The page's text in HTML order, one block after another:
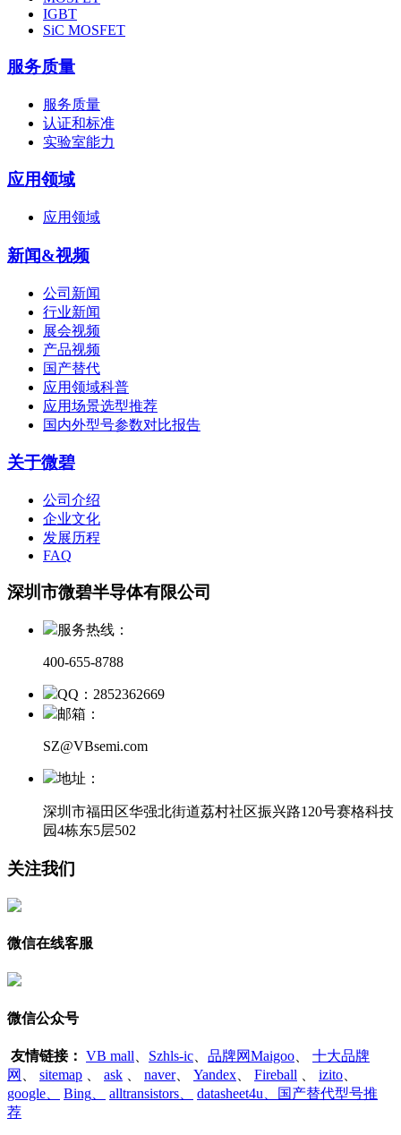
IGBT
SiC MOSFET
服务质量
服务质量
认证和标准
实验室能力
应用领域
应用领域
新闻&视频
公司新闻
行业新闻
展会视频
产品视频
国产替代
应用领域科普
应用场景选型推荐
国内外型号参数对比报告
关于微碧
公司介绍
企业文化
发展历程
FAQ
深圳市微碧半导体有限公司
服务热线：
400-655-8788
QQ：2852362669
邮箱：
SZ@VBsemi.com
地址：
深圳市福田区华强北街道荔村社区振兴路120号赛格科技
园4栋东5层502
关注我们
微信在线客服
微信公众号
友情链接： VB mall Szhls-ic 品牌网Maigoo
十大品牌
网
sitemap ask naver、 Yandex Fireball izito
google
Bing alltransistors
datasheet4u、国产替代型号推
荐